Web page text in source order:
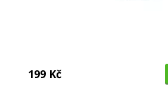
199 Kč